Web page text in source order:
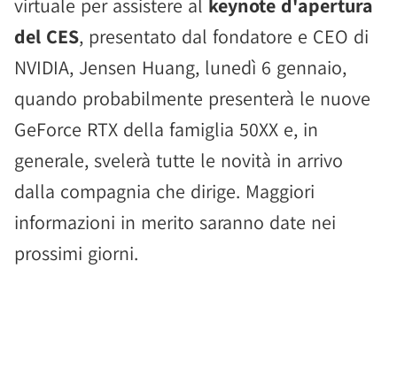
virtuale per assistere al keynote d'apertura
del CES, presentato dal fondatore e CEO di
NVIDIA, Jensen Huang, lunedì 6 gennaio,
quando probabilmente presenterà le nuove
GeForce RTX della famiglia 50XX e, in
generale, svelerà tutte le novità in arrivo
dalla compagnia che dirige. Maggiori
informazioni in merito saranno date nei
prossimi giorni.